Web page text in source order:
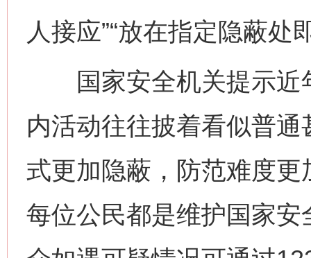
人接应”“放在指定隐蔽处
国家安全机关提示近
内活动往往披着看似普通
式更加隐蔽，防范难度
每位公民都是维护国家
在谋一域中谋全局
今